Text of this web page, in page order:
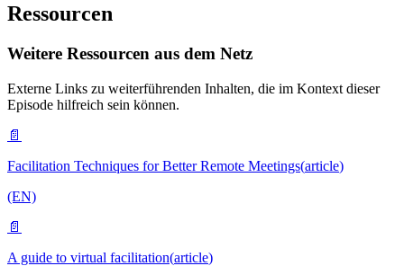
Ressourcen
Weitere Ressourcen aus dem Netz
Externe Links zu weiterführenden Inhalten, die im Kontext dieser
Episode hilfreich sein können.
📄
Facilitation Techniques for Better Remote Meetings(article)
(EN)
📄
A guide to virtual facilitation(article)